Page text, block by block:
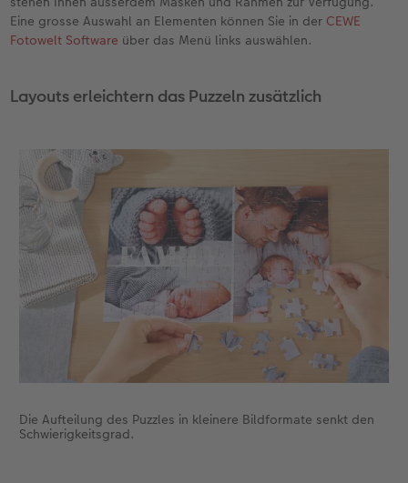
Eine grosse Auswahl an Elementen können Sie in der CEWE
Fotowelt Software über das Menü links auswählen.
Layouts erleichtern das Puzzeln zusätzlich
Die Aufteilung des Puzzles in kleinere Bildformate senkt den
Schwierigkeitsgrad.